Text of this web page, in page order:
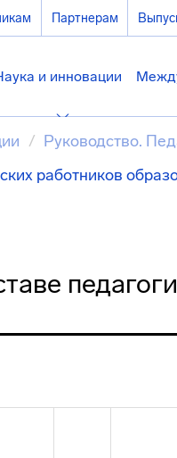
Партнерам
и инновации
Руководство.
работников